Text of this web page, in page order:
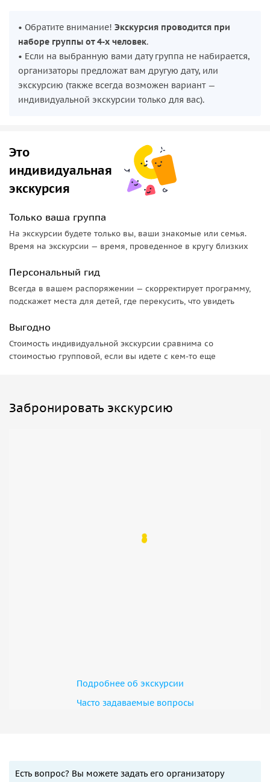
• Обратите внимание! Экскурсия проводится при
наборе группы от 4-х человек.
• Если на выбранную вами дату группа не набирается,
организаторы предложат вам другую дату, или
экскурсию (также всегда возможен вариант —
индивидуальной экскурсии только для вас).
Это
индивидуальная
экскурсия
Только ваша группа
На экскурсии будете только вы, ваши знакомые или семья.
Время на экскурсии — время, проведенное в кругу близких
Персональный гид
Всегда в вашем распоряжении — скорректирует программу,
подскажет места для детей, где перекусить, что увидеть
Выгодно
Стоимость индивидуальной экскурсии сравнима со
стоимостью групповой, если вы идете с кем-то еще
Забронировать экскурсию
Подробнее об экскурсии
Часто задаваемые вопросы
Есть вопрос? Вы можете задать его организатору